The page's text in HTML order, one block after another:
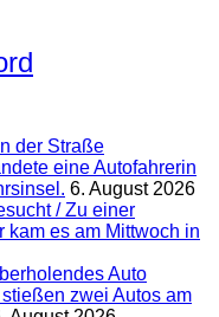
der Straße
eine Autofahrerin
6. August 2026
/ Zu einer
kam es am Mittwoch in
Auto
zwei Autos am